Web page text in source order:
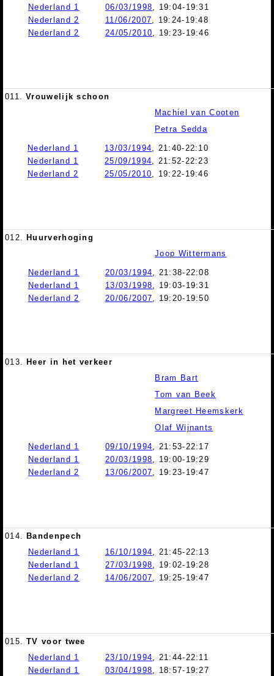
Nederland 1
06/03/1998, 19:04-19:31
Nederland 2
11/06/2007, 19:24-19:48
Nederland 2
24/05/2010, 19:23-19:46
011. Vrouwelijk schoon
Machiel van Cooten
Petra Sedda
Nederland 1 13/03/1994, 21:40-22:10
Nederland 1
25/09/1994, 21:52-22:23
Nederland 2
25/05/2010, 19:22-19:46
012. Huurverhoging
Joop Wittermans
Nederland 1 20/03/1994, 21:38-22:08
Nederland 1
13/03/1998, 19:03-19:31
Nederland 2
20/06/2007, 19:20-19:50
013. Heer in het verkeer
Bram Bart
Tom van Beek
Margreet Heemskerk
Olaf Wijnants
Nederland 1 09/10/1994, 21:53-22:17
Nederland 1
20/03/1998, 19:00-19:29
Nederland 2
13/06/2007, 19:23-19:47
014. Bandenpech
Nederland 1
16/10/1994, 21:45-22:13
Nederland 1
27/03/1998, 19:02-19:28
Nederland 2
14/06/2007, 19:25-19:47
015. TV voor twee
Nederland 1
23/10/1994, 21:44-22:11
Nederland 1
03/04/1998, 18:57-19:27